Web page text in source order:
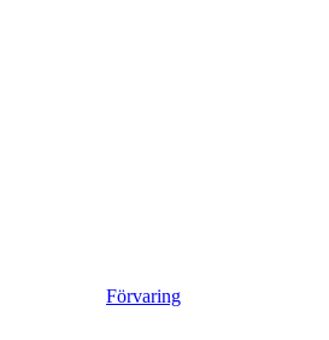
Förvaring